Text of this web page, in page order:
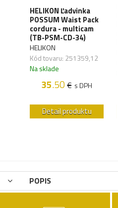
HELIKON Ľadvinka
POSSUM Waist Pack
cordura - multicam
(TB-PSM-CD-34)
HELIKON
Kód tovaru: 251359,12
Na sklade
35.50€ s DPH
Detail produktu
POPIS